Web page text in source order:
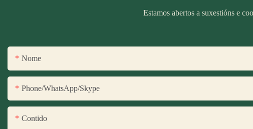
Estamos abertos a suxestións e
Nome
Phone/WhatsApp/Skype
Contido